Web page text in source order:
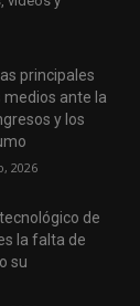
principales
ante la
y los
2026
de
la falta de
su